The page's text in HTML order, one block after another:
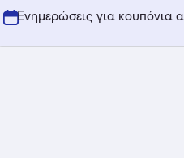
Ενημερώσεις για κουπόνια